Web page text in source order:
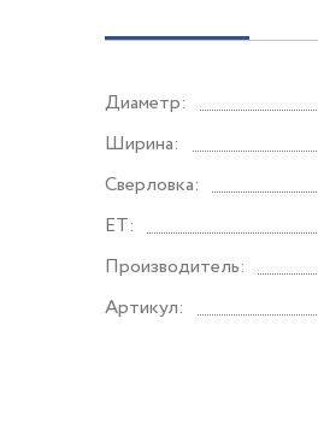
Диаметр:
Ширина:
Сверловка:
ET:
Производитель:
Артикул: